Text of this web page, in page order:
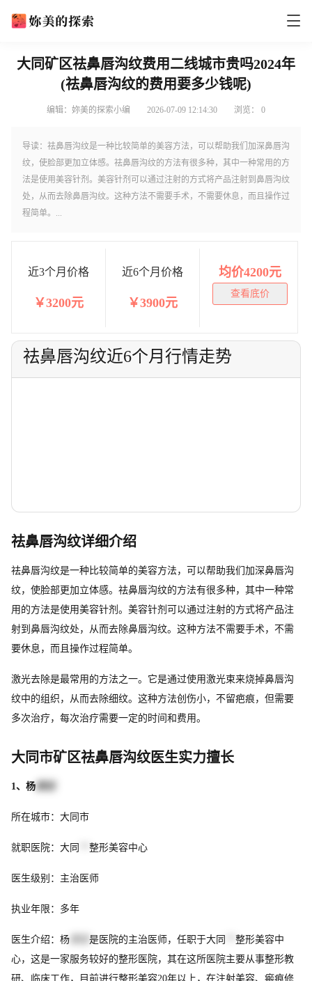
大同矿区祛鼻唇沟纹费用二线城市贵吗2024年
(祛鼻唇沟纹的费用要多少钱呢)
编辑：妳美的探索小编 2026-07-09 12:14:30 浏览： 0
导读：祛鼻唇沟纹是一种比较简单的美容方法，可以帮助我们加深鼻唇沟
纹，使脸部更加立体感。祛鼻唇沟纹的方法有很多种，其中一种常用的方
法是使用美容针剂。美容针剂可以通过注射的方式将产品注射到鼻唇沟纹
处，从而去除鼻唇沟纹。这种方法不需要手术，不需要休息，而且操作过
程简单。...
均价4200元
查看底价
近3个月价格
￥3200元
近6个月价格
￥3900元
祛鼻唇沟纹近6个月行情走势
祛鼻唇沟纹详细介绍
祛鼻唇沟纹是一种比较简单的美容方法，可以帮助我们加深鼻唇沟
纹，使脸部更加立体感。祛鼻唇沟纹的方法有很多种，其中一种常
用的方法是使用美容针剂。美容针剂可以通过注射的方式将产品注
射到鼻唇沟纹处，从而去除鼻唇沟纹。这种方法不需要手术，不需
要休息，而且操作过程简单。
激光去除是最常用的方法之一。它是通过使用激光束来烧掉鼻唇沟
纹中的组织，从而去除细纹。这种方法创伤小，不留疤痕，但需要
多次治疗，每次治疗需要一定的时间和费用。
大同市矿区祛鼻唇沟纹医生实力擅长
1、杨
所在城市：大同市
就职医院：大同 整形美容中心
医生级别：主治医师
执业年限：多年
医生介绍：杨 是医院的主治医师，任职于大同
整形美容中
心，这是一家服务较好的整形医院，其在这所医院主要从事整形教
研、临床工作，目前进行整形美容20年以上，在注射美容、瘢痕修